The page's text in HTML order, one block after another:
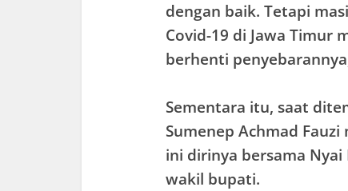
dengan baik. Tetapi
Covid-19 di Jawa Timur
berhenti
Sementara itu, saat
Sumenep Achmad
ini dirinya bersama
wakil bupati.